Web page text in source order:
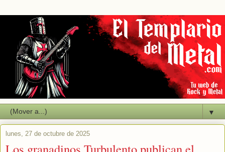
▼
lunes, 27 de octubre de 2025
Los granadinos Turbulento publican el